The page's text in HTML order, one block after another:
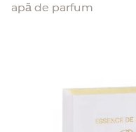
apă de parfum